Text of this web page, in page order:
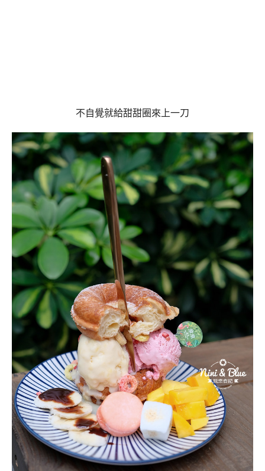
不自覺就給甜甜圈來上一刀